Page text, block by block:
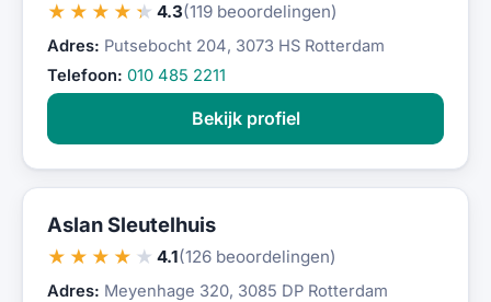
★★★★★ 4.3(119 beoordelingen)
Adres: Putsebocht 204, 3073 HS Rotterdam
Telefoon: 010 485 2211
Bekijk profiel
Aslan Sleutelhuis
★★★★★ 4.1(126 beoordelingen)
Adres: Meyenhage 320, 3085 DP Rotterdam